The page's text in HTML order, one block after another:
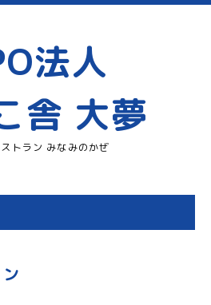
法人
舎 大夢
トラン みなみのかぜ